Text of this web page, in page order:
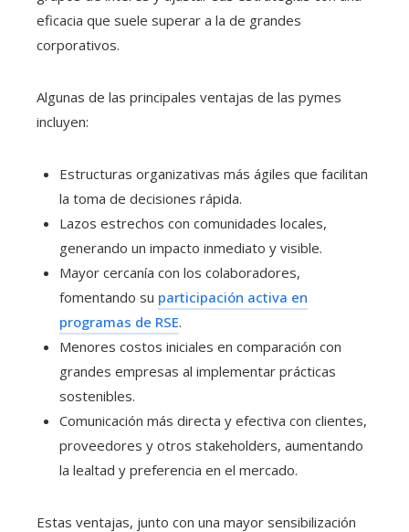
eficacia que suele superar a la de grandes
corporativos.
Algunas de las principales ventajas de las pymes
incluyen:
Estructuras organizativas más ágiles que facilitan
la toma de decisiones rápida.
Lazos estrechos con comunidades locales,
generando un impacto inmediato y visible.
Mayor cercanía con los colaboradores,
fomentando su participación activa en
programas de RSE.
Menores costos iniciales en comparación con
grandes empresas al implementar prácticas
sostenibles.
Comunicación más directa y efectiva con clientes,
proveedores y otros stakeholders, aumentando
la lealtad y preferencia en el mercado.
Estas ventajas, junto con una mayor sensibilización